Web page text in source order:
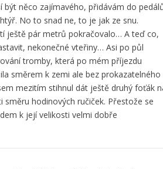
něco zajímavého, přidávám do
No to snad ne, to je jak ze snu.
ještě pár metrů pokračovalo… A teď co,
nekonečné vteřiny… Asi po půl
tromby, která po mém příjezdu
směrem k zemi ale bez prokazatelného
mezitím stihnul dát ještě druhý foťák
hodinových ručiček. Přestože se
k její velikosti velmi dobře